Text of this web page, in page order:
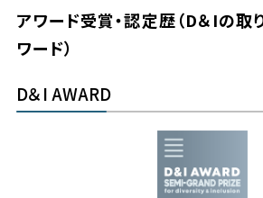
アワード受賞・認定歴（D＆Iの取
ワード）
D＆I AWARD